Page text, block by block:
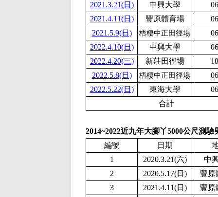
2021.3.21(日)
中興大學
2021.4.11(日)
豐原體育場
2021.5.9(日)
梧棲中正田徑場
2022.4.10(日)
中興大學
2022.4.20(三)
新莊田徑場
2022.5.8(日)
梧棲中正田徑場
2022.5.22(日)
東海大學
合計
2014~2022近九年大腳丫5000公尺測驗
編號
日期
1
2020.3.21(六)
中
2
2020.5.17(日)
豐原
3
2021.4.11(日)
豐原